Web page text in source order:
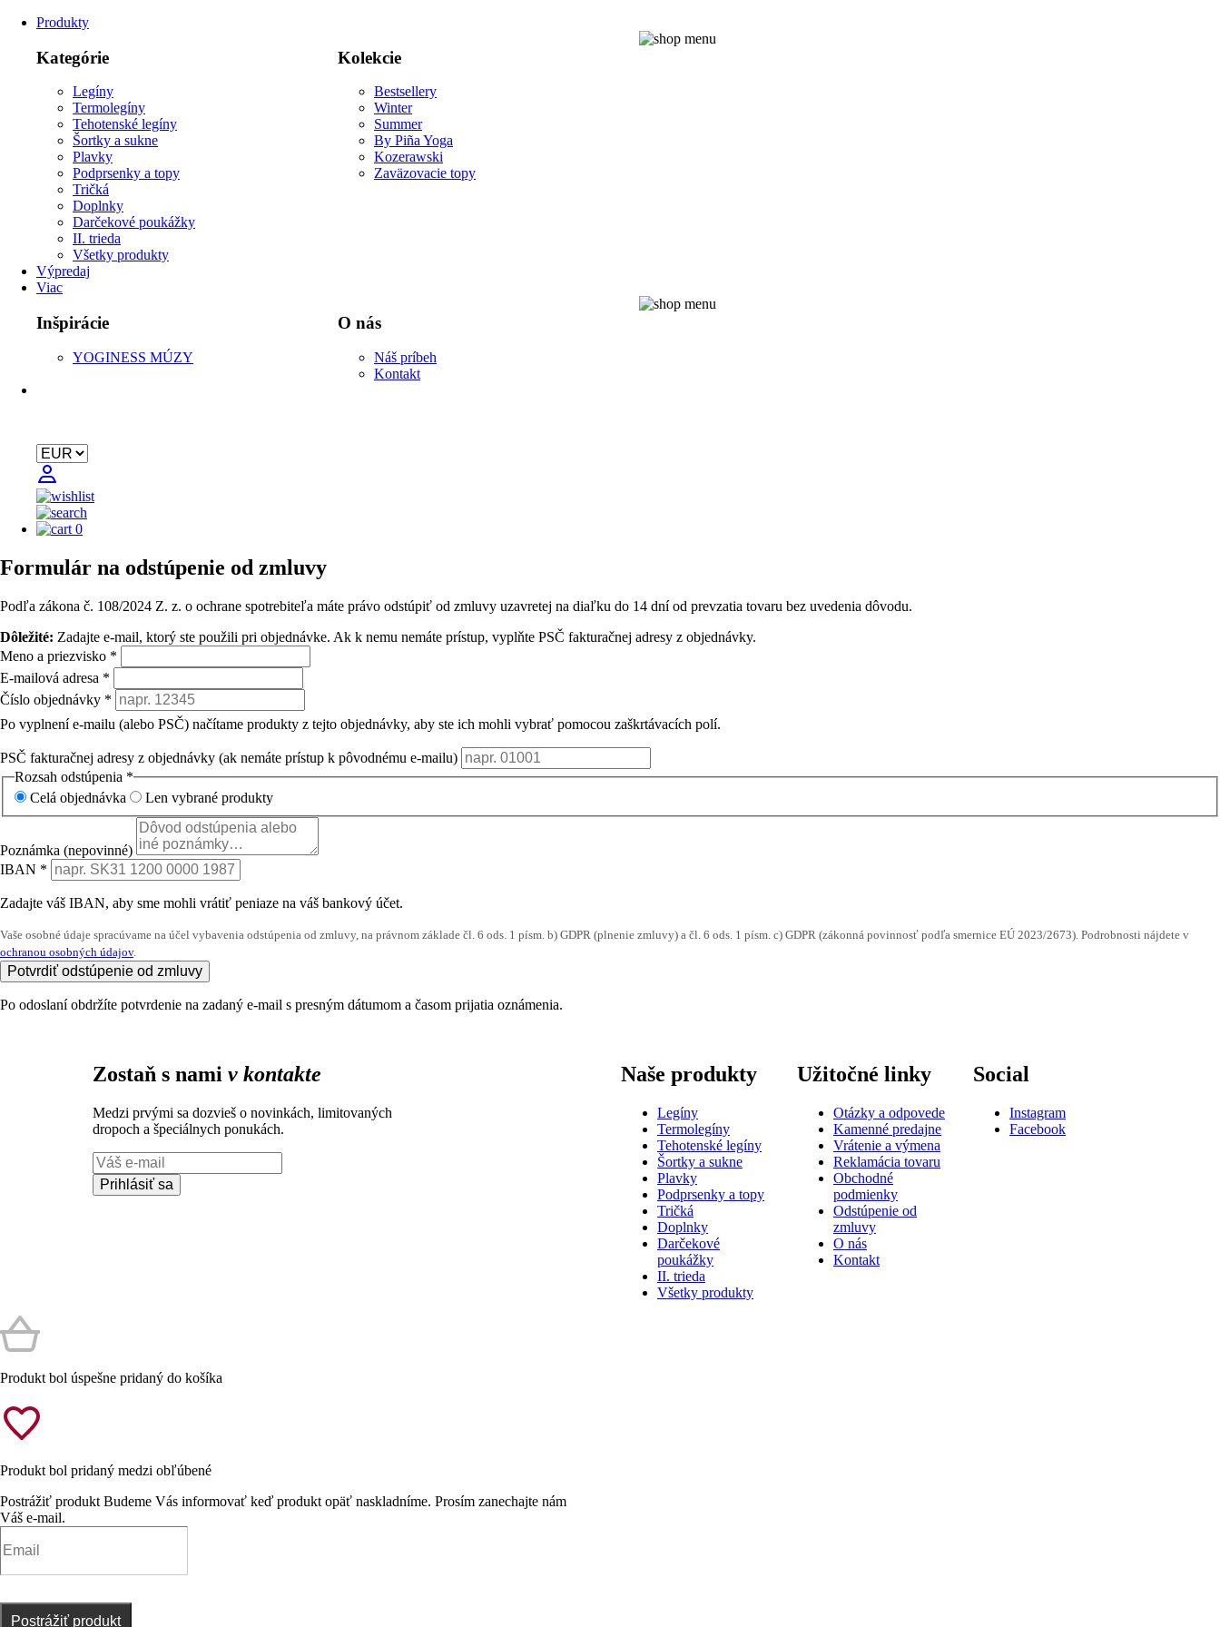
Produkty
Kategórie
Legíny
Termolegíny
Tehotenské legíny
Šortky a sukne
Plavky
Podprsenky a topy
Tričká
Doplnky
Darčekové poukážky
II. trieda
Všetky produkty
Kolekcie
Bestsellery
Winter
Summer
By Piña Yoga
Kozerawski
Zaväzovacie topy
Výpredaj
Viac
Inšpirácie
YOGINESS MÚZY
O nás
Náš príbeh
Kontakt
0
Formulár na odstúpenie od zmluvy
Podľa zákona č. 108/2024 Z. z. o ochrane spotrebiteľa máte právo odstúpiť od zmluvy uzavretej na diaľku do 14 dní od prevzatia tovaru bez uvedenia dôvodu.
Dôležité: Zadajte e-mail, ktorý ste použili pri objednávke. Ak k nemu nemáte prístup, vyplňte PSČ fakturačnej adresy z objednávky.
Meno a priezvisko *
E-mailová adresa *
Číslo objednávky *
Po vyplnení e-mailu (alebo PSČ) načítame produkty z tejto objednávky, aby ste ich mohli vybrať pomocou zaškrtávacích polí.
PSČ fakturačnej adresy z objednávky (ak nemáte prístup k pôvodnému e-mailu)
Rozsah odstúpenia *
Celá objednávka
Len vybrané produkty
Poznámka (nepovinné)
IBAN *
Zadajte váš IBAN, aby sme mohli vrátiť peniaze na váš bankový účet.
Vaše osobné údaje spracúvame na účel vybavenia odstúpenia od zmluvy, na právnom základe čl. 6 ods. 1 písm. b) GDPR (plnenie zmluvy) a čl. 6 ods. 1 písm. c) GDPR (zákonná povinnosť podľa smernice EÚ 2023/2673). Podrobnosti nájdete v
ochranou osobných údajov.
Potvrdiť odstúpenie od zmluvy
Po odoslaní obdržíte potvrdenie na zadaný e-mail s presným dátumom a časom prijatia oznámenia.
Zostaň s nami v kontakte
Medzi prvými sa dozvieš o novinkách, limitovaných
dropoch a špeciálnych ponukách.
Prihlásiť sa
Naše produkty
Legíny
Termolegíny
Tehotenské legíny
Šortky a sukne
Plavky
Podprsenky a topy
Tričká
Doplnky
Darčekové
poukážky
II. trieda
Všetky produkty
Užitočné linky
Otázky a odpovede
Kamenné predajne
Vrátenie a výmena
Reklamácia tovaru
Obchodné
podmienky
Odstúpenie od
zmluvy
O nás
Kontakt
Social
Instagram
Facebook
Produkt bol úspešne pridaný do košíka
Produkt bol pridaný medzi obľúbené
Postrážiť produkt Budeme Vás informovať keď produkt opäť naskladníme. Prosím zanechajte nám
Váš e-mail.
Postrážiť produkt